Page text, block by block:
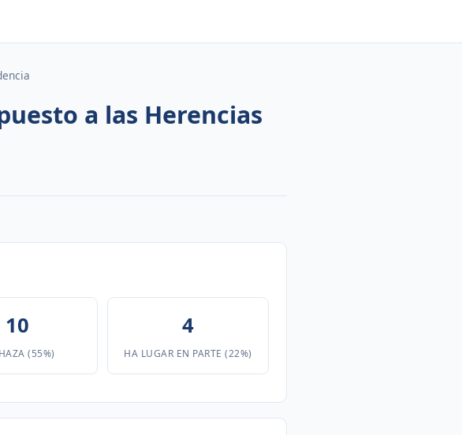
a las Herencias
10
(55%)
4
HA LUGAR EN PARTE (22%)